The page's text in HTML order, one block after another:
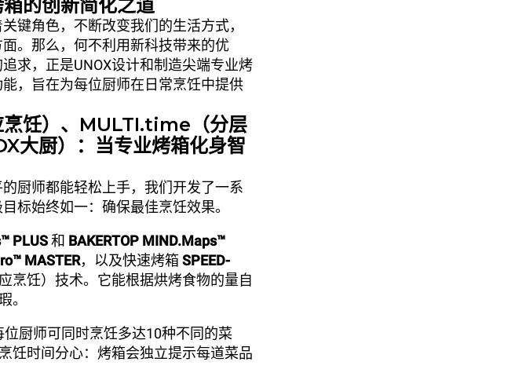
的创新简化之道
键角色，不断改变我们的生活方式，
。那么，何不利用新科技带来的优
求，正是UNOX设计和制造尖端专业烤
，旨在为每位厨师在日常烹饪中提供
饪）、MULTI.time（分层
大厨）：当专业烤箱化身智
厨师都能轻松上手，我们开发了一系
标始终如一：确保最佳烹饪效果。
PLUS和 BAKERTOP MIND.Maps™
MASTER，以及快速烤箱 SPEED-
应烹饪）技术。它能根据烘烤食物的量自
。
位厨师可同时烹饪多达10种不同的菜
饪时间分心：烤箱会独立提示每道菜品